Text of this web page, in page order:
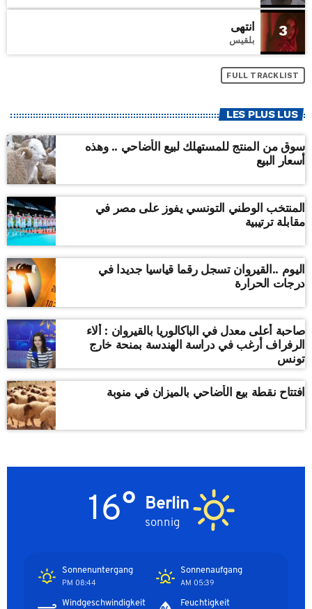
3 انتهى
بلقيس
FULL TRACKLIST
LES PLUS LUS
سوق من المنتج للمستهلك لبيع الأضاحي .. وهذه
أسعار البيع
المنتخب الوطني التونسي يفوز على مصر في
مقابلة ترتيبية
اليوم ..القيروان تسجل رقما قياسيا جديدا في
درجات الحرارة
صاحبة أعلى معدل في الباكالوريا بالقيروان : ألاء
الرفراف أرغب في دراسة الهندسة بمنحة خارج
تونس
افتتاح نقطة بيع الأضاحي بالميزان في منوبة
Berlin
sonnig
16°
Sonnenaufgang
05:39 AM
Sonnenuntergang
08:44 PM
Feuchtigkeit
Windgeschwindigkeit